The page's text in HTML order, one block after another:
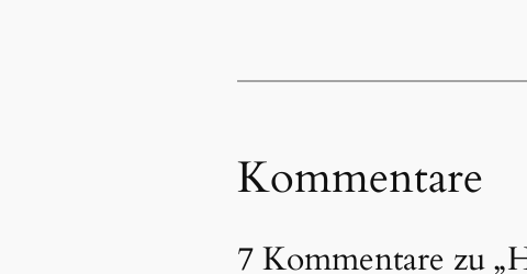
Kommentare
7 Kommentare zu